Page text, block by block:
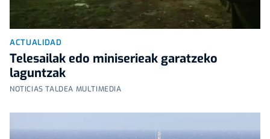
ACTUALIDAD
Telesailak edo miniserieak garatzeko
laguntzak
NOTICIAS TALDEA MULTIMEDIA